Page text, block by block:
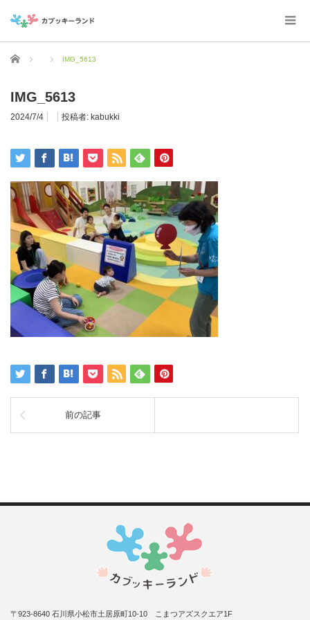
ホーム IMG_5613
IMG_5613
2024/7/4 投稿者: kabukki
前の記事
〒923-8640 石川県小松市土居原町10-10 こまつアズスクエア1F